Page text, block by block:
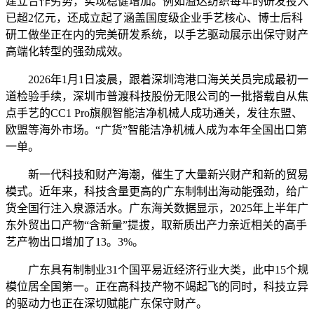
已超2亿元，还成立起了涵盖国度级企业手艺核心、博士后科
研工做坐正在内的完美研发系统，以手艺驱动展示出保守财产
高端化转型的强劲成效。
2026年1月1日凌晨，跟着深圳湾港口海关关员完成最初一
道检验手续，深圳市普渡科技股份无限公司的一批搭载自从焦
点手艺的CC1 Pro旗舰智能洁净机械人成功通关，发往东盟、
欧盟等海外市场。“广货”智能洁净机械人成为本年全国出口第
一单。
新一代科技和财产海潮，催生了大量新兴财产和新的贸易
模式。近年来，科技含量更高的广东制制出海动能强劲，给广
货全国行注入泉源活水。广东海关数据显示，2025年上半年广
东外贸出口产物“含新量”提拔，取新质出产力亲近相关的高手
艺产物出口增加了13。3%。
广东具有制制业31个国平易近经济行业大类，此中15个规
模位居全国第一。正在高科技产物不竭起飞的同时，科技立异
的驱动力也正在深切赋能广东保守财产。